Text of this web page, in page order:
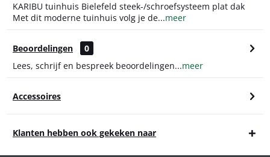
KARIBU tuinhuis Bielefeld steek-/schroefsysteem plat dak
Met dit moderne tuinhuis volg je de...meer
Beoordelingen
0
Lees, schrijf en bespreek beoordelingen...meer
Accessoires
Klanten hebben ook gekeken naar